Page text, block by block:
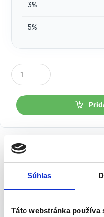
Súhlas
Táto webstránka používa
3%
5%
P
o
č
s
v
Popis
Strend Pro R511